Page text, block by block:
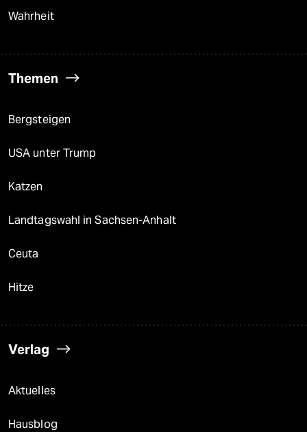
Wahrheit
Themen
Bergsteigen
USA unter Trump
Katzen
Landtagswahl in Sachsen-Anhalt
Ceuta
Hitze
Verlag
Aktuelles
Hausblog